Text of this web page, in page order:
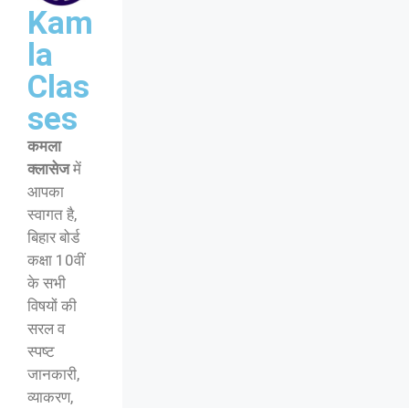
Kam
la
Clas
ses
कमला
क्लासेजमें
आपका
स्वागत है,
बिहार बोर्ड
कक्षा 10वीं
के सभी
विषयों की
सरल व
स्पष्ट
जानकारी,
व्याकरण,